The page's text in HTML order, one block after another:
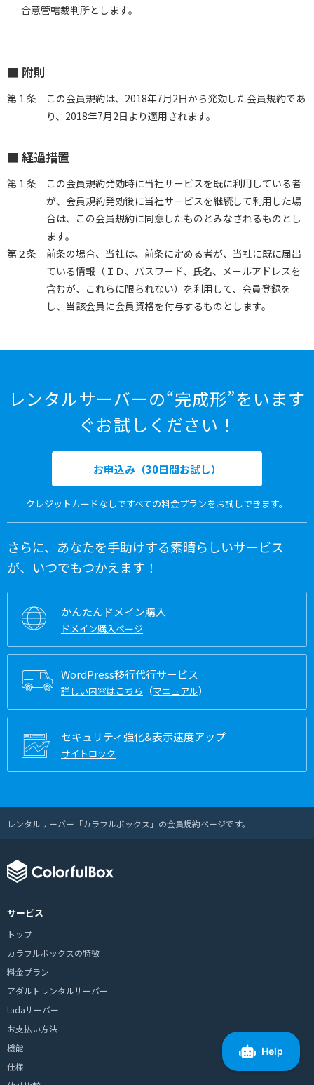
合意管轄裁判所とします。
■ 附則
第１条
この会員規約は、2018年7月2日から発効した会員規約であ
り、2018年7月2日より適用されます。
■ 経過措置
第１条
この会員規約発効時に当社サービスを既に利用している者
が、会員規約発効後に当社サービスを継続して利用した場
合は、この会員規約に同意したものとみなされるものとし
ます。
第２条
前条の場合、当社は、前条に定める者が、当社に既に届出
ている情報（ＩＤ、パスワード、氏名、メールアドレスを
含むが、これらに限られない）を利用して、会員登録を
し、当該会員に会員資格を付与するものとします。
レンタルサーバーの“完成形”をいます
ぐお試しください！
お申込み（30日間お試し）
クレジットカードなしですべての料金プランをお試しできます。
さらに、あなたを手助けする素晴らしいサービス
が、いつでもつかえます！
かんたんドメイン購入
ドメイン購入ページ
WordPress移行代行サービス
詳しい内容はこちら （マニュアル）
セキュリティ強化&表示速度アップ
サイトロック
レンタルサーバー「カラフルボックス」の会員規約ページです。
サービス
トップ
カラフルボックスの特徴
料金プラン
アダルトレンタルサーバー
tadaサーバー
お支払い方法
機能
仕様